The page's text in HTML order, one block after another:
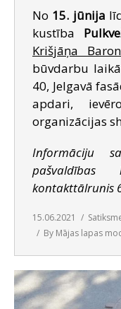
No 15. jūnija
kustība
Krišjāņa
būvdarbu
40, Jelgavā
apdari,
organizācijas
Informāciju
pašvaldības
kontakttālrunis
15.06.2021
By Mājas lapas